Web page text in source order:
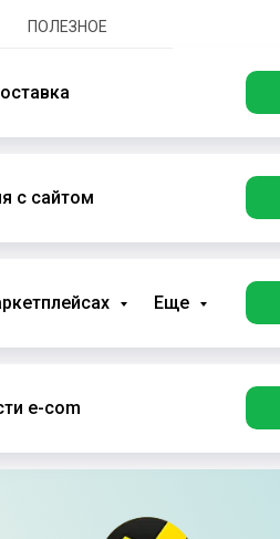
ПОЛЕЗНОЕ
с сайтом
Еще
e-com